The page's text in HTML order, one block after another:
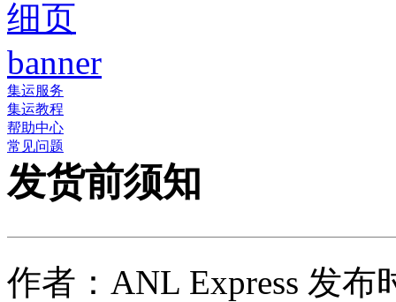
集运服务
集运教程
帮助中心
常见问题
发货前须知
作者：ANL Express 发布